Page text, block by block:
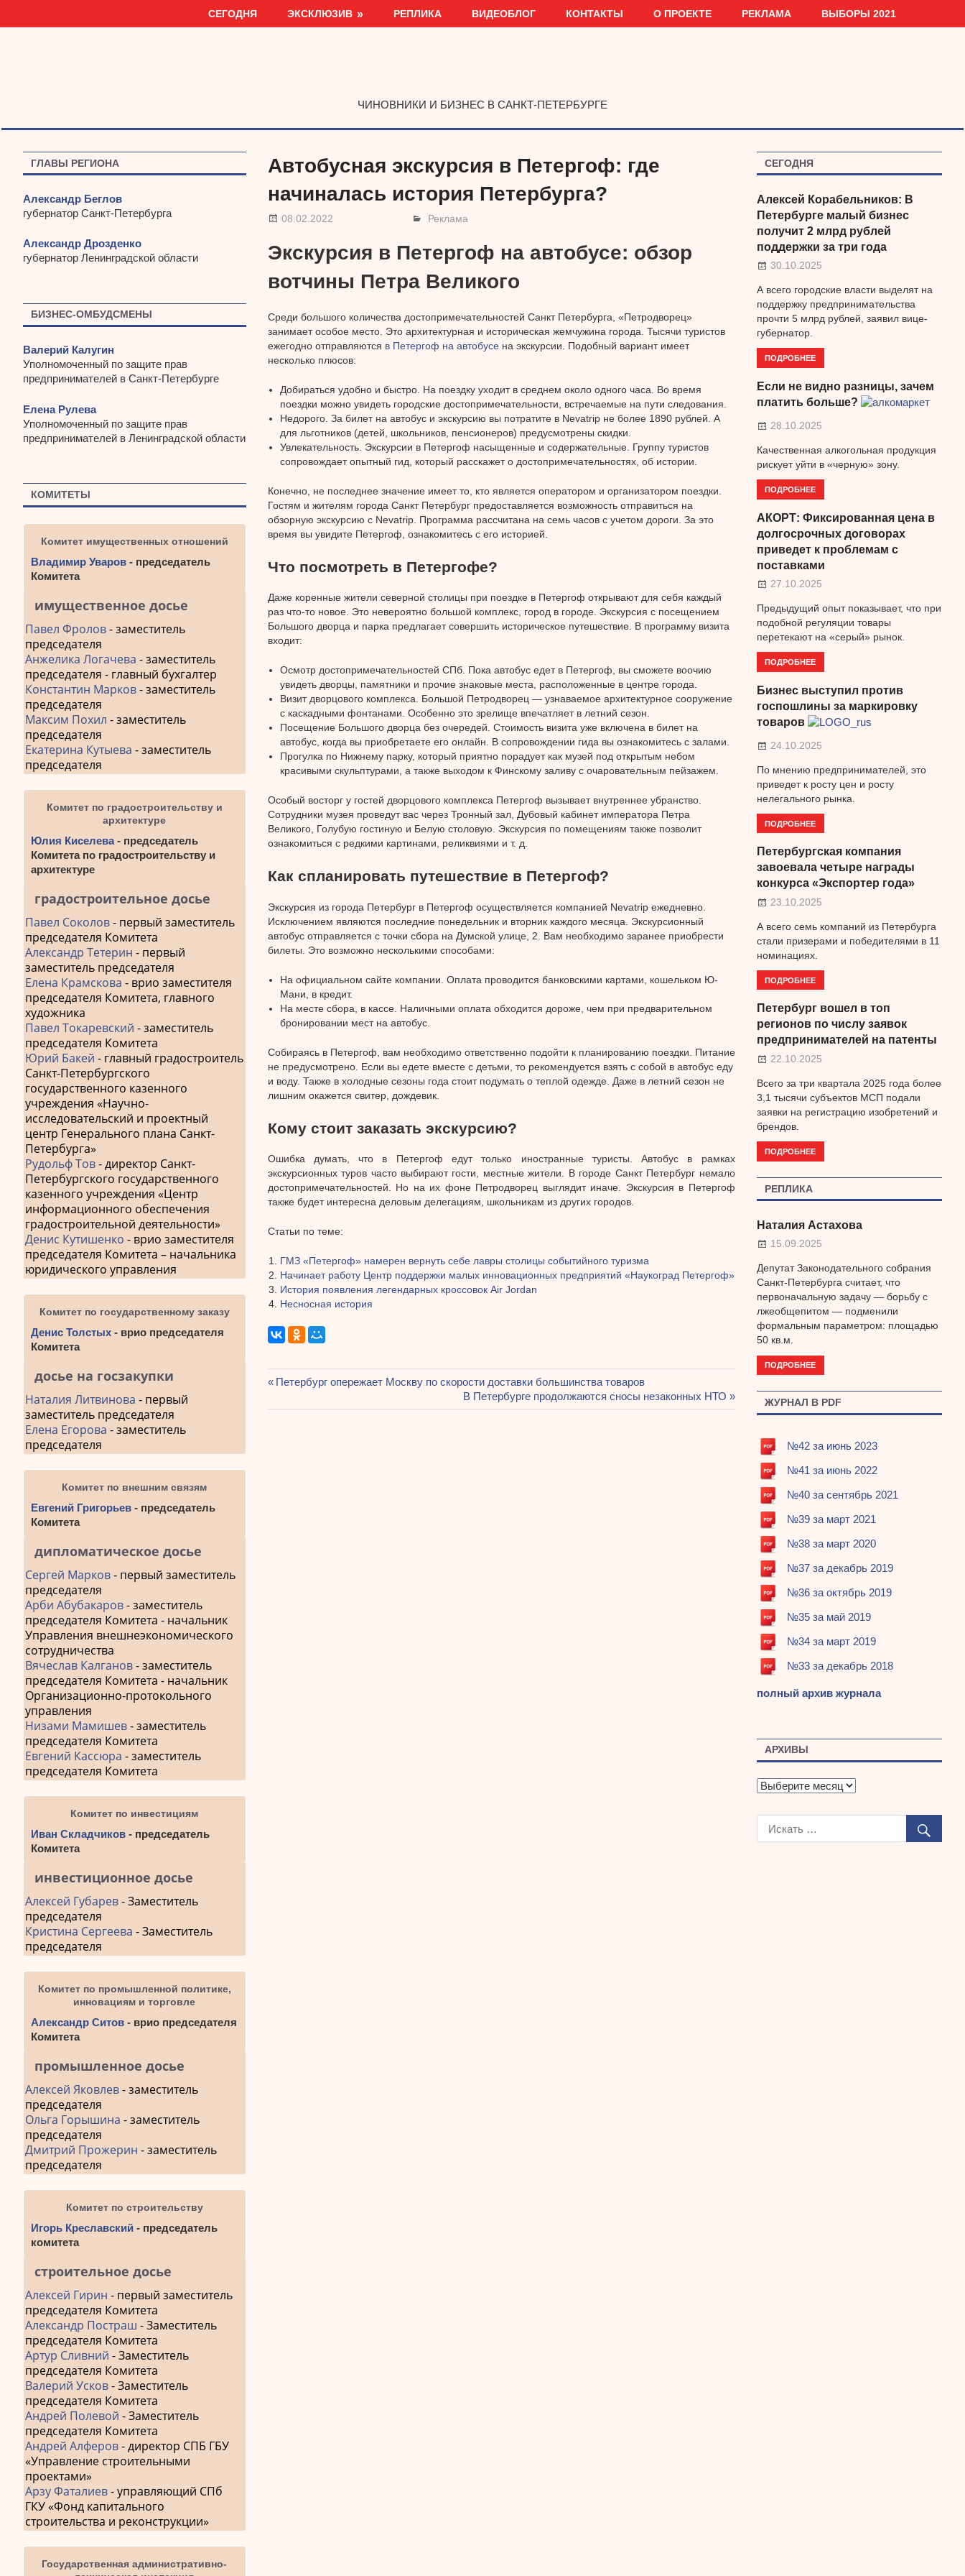
СЕГОДНЯ ЭКСКЛЮЗИВ РЕПЛИКА ВИДЕОБЛОГ КОНТАКТЫ О ПРОЕКТЕ РЕКЛАМА ВЫБОРЫ 2021
ЧИНОВНИКИ И БИЗНЕС В САНКТ-ПЕТЕРБУРГЕ
Автобусная экскурсия в Петергоф: где
начиналась история Петербурга?
08.02.2022 Реклама
Экскурсия в Петергоф на автобусе: обзор
вотчины Петра Великого
Среди большого количества достопримечательностей Санкт Петербурга, «Петродворец»
занимает особое место. Это архитектурная и историческая жемчужина города. Тысячи туристов
ежегодно отправляются в Петергоф на автобусена экскурсии. Подобный вариант имеет
несколько плюсов:
Добираться удобно и быстро. На поездку уходит в среднем около одного часа. Во время
поездки можно увидеть городские достопримечательности, встречаемые на пути следования.
Недорого. За билет на автобус и экскурсию вы потратите в Nevatrip не более 1890 рублей. А
для льготников (детей, школьников, пенсионеров) предусмотрены скидки.
Увлекательность. Экскурсии в Петергоф насыщенные и содержательные. Группу туристов
сопровождает опытный гид, который расскажет о достопримечательностях, об истории.
Конечно, не последнее значение имеет то, кто является оператором и организатором поездки.
Гостям и жителям города Санкт Петербург предоставляется возможность отправиться на
обзорную экскурсию с Nevatrip. Программа рассчитана на семь часов с учетом дороги. За это
время вы увидите Петергоф, ознакомитесь с его историей.
Что посмотреть в Петергофе?
Даже коренные жители северной столицы при поездке в Петергоф открывают для себя каждый
раз что-то новое. Это невероятно большой комплекс, город в городе. Экскурсия с посещением
Большого дворца и парка предлагает совершить историческое путешествие. В программу визита
входит:
Осмотр достопримечательностей СПб. Пока автобус едет в Петергоф, вы сможете воочию
увидеть дворцы, памятники и прочие знаковые места, расположенные в центре города.
Визит дворцового комплекса. Большой Петродворец — узнаваемое архитектурное сооружение
с каскадными фонтанами. Особенно это зрелище впечатляет в летний сезон.
Посещение Большого дворца без очередей. Стоимость визита уже включена в билет на
автобус, когда вы приобретаете его онлайн. В сопровождении гида вы ознакомитесь с залами.
Прогулка по Нижнему парку, который приятно порадует как музей под открытым небом
красивыми скульптурами, а также выходом к Финскому заливу с очаровательным пейзажем.
Особый восторг у гостей дворцового комплекса Петергоф вызывает внутреннее убранство.
Сотрудники музея проведут вас через Тронный зал, Дубовый кабинет императора Петра
Великого, Голубую гостиную и Белую столовую. Экскурсия по помещениям также позволит
ознакомиться с редкими картинами, реликвиями и т. д.
Как спланировать путешествие в Петергоф?
Экскурсия из города Петербург в Петергоф осуществляется компанией Nevatrip ежедневно.
Исключением являются последние понедельник и вторник каждого месяца. Экскурсионный
автобус отправляется с точки сбора на Думской улице, 2. Вам необходимо заранее приобрести
билеты. Это возможно несколькими способами:
На официальном сайте компании. Оплата проводится банковскими картами, кошельком Ю-
Мани, в кредит.
На месте сбора, в кассе. Наличными оплата обходится дороже, чем при предварительном
бронировании мест на автобус.
Собираясь в Петергоф, вам необходимо ответственно подойти к планированию поездки. Питание
не предусмотрено. Если вы едете вместе с детьми, то рекомендуется взять с собой в автобус еду
и воду. Также в холодные сезоны года стоит подумать о теплой одежде. Даже в летний сезон не
лишним окажется свитер, дождевик.
Кому стоит заказать экскурсию?
Ошибка думать, что в Петергоф едут только иностранные туристы. Автобус в рамках
экскурсионных туров часто выбирают гости, местные жители. В городе Санкт Петербург немало
достопримечательностей. Но на их фоне Петродворец выглядит иначе. Экскурсия в Петергоф
также будет интересна деловым делегациям, школьникам из других городов.
Статьи по теме:
ГМЗ «Петергоф» намерен вернуть себе лавры столицы событийного туризма
Начинает работу Центр поддержки малых инновационных предприятий «Наукоград Петергоф»
История появления легендарных кроссовок Air Jordan
Несносная история
Предыдущая
Петербург опережает Москву по скорости доставки большинства товаров
Следующая
запись:
В Петербурге продолжаются сносы незаконных НТО
ГЛАВЫ РЕГИОНА
Александр Беглов
губернатор Санкт-Петербурга
Александр Дрозденко
губернатор Ленинградской области
БИЗНЕС-ОМБУДСМЕНЫ
Валерий Калугин
Уполномоченный по защите прав
предпринимателей в Санкт-Петербурге
Елена Рулева
Уполномоченный по защите прав
предпринимателей в Ленинградской области
КОМИТЕТЫ
Комитет имущественных отношений
Владимир Уваров - председатель
Комитета
имущественное досье
Павел Фролов- заместитель
председателя
Анжелика Логачева - заместитель
председателя - главный бухгалтер
Константин Марков- заместитель
председателя
Максим Похил - заместитель
председателя
Екатерина Кутыева - заместитель
председателя
Комитет по градостроительству и
архитектуре
Юлия Киселева- председатель
Комитета по градостроительству и
архитектуре
градостроительное досье
Павел Соколов- первый заместитель
председателя Комитета
Александр Тетерин - первый
заместитель председателя
Елена Крамскова - врио заместителя
председателя Комитета, главного
художника
Павел Токаревский - заместитель
председателя Комитета
Юрий Бакей - главный градостроитель
Санкт-Петербургского
государственного казенного
учреждения «Научно-
исследовательский и проектный
центр Генерального плана Санкт-
Петербурга»
Рудольф Тов- директор Санкт-
Петербургского государственного
казенного учреждения «Центр
информационного обеспечения
градостроительной деятельности»
Денис Кутишенко - врио заместителя
председателя Комитета – начальника
юридического управления
Комитет по государственному заказу
Денис Толстых - врио председателя
Комитета
досье на госзакупки
Наталия Литвинова - первый
заместитель председателя
Елена Егорова - заместитель
председателя
Комитет по внешним связям
Евгений Григорьев - председатель
Комитета
дипломатическое досье
Сергей Марков- первый заместитель
председателя
Арби Абубакаров- заместитель
председателя Комитета - начальник
Управления внешнеэкономического
сотрудничества
Вячеслав Калганов- заместитель
председателя Комитета - начальник
Организационно-протокольного
управления
Низами Мамишев- заместитель
председателя Комитета
Евгений Кассюра - заместитель
председателя Комитета
Комитет по инвестициям
Иван Складчиков - председатель
Комитета
инвестиционное досье
Алексей Губарев- Заместитель
председателя
Кристина Сергеева - Заместитель
председателя
Комитет по промышленной политике,
инновациям и торговле
Александр Ситов - врио председателя
Комитета
промышленное досье
Алексей Яковлев- заместитель
председателя
Ольга Горышина - заместитель
председателя
Дмитрий Прожерин - заместитель
председателя
Комитет по строительству
Игорь Креславский - председатель
комитета
строительное досье
Алексей Гирин - первый заместитель
председателя Комитета
Александр Постраш - Заместитель
председателя Комитета
Артур Сливний - Заместитель
председателя Комитета
Валерий Усков- Заместитель
председателя Комитета
Андрей Полевой - Заместитель
председателя Комитета
Андрей Алферов- директор СПБ ГБУ
«Управление строительными
проектами»
Арзу Фаталиев- управляющий СПб
ГКУ «Фонд капитального
строительства и реконструкции»
Государственная административно-
СЕГОДНЯ
Алексей Корабельников: В
Петербурге малый бизнес
получит 2 млрд рублей
поддержки за три года
30.10.2025
А всего городские власти выделят на
поддержку предпринимательства
прочти 5 млрд рублей, заявил вице-
губернатор.
ПОДРОБНЕЕ
Если не видно разницы, зачем
платить больше?
28.10.2025
Качественная алкогольная продукция
рискует уйти в «черную» зону.
ПОДРОБНЕЕ
АКОРТ: Фиксированная цена в
долгосрочных договорах
приведет к проблемам с
поставками
27.10.2025
Предыдущий опыт показывает, что при
подобной регуляции товары
перетекают на «серый» рынок.
ПОДРОБНЕЕ
Бизнес выступил против
госпошлины за маркировку
товаров
24.10.2025
По мнению предпринимателей, это
приведет к росту цен и росту
нелегального рынка.
ПОДРОБНЕЕ
Петербургская компания
завоевала четыре награды
конкурса «Экспортер года»
23.10.2025
А всего семь компаний из Петербурга
стали призерами и победителями в 11
номинациях.
ПОДРОБНЕЕ
Петербург вошел в топ
регионов по числу заявок
предпринимателей на патенты
22.10.2025
Всего за три квартала 2025 года более
3,1 тысячи субъектов МСП подали
заявки на регистрацию изобретений и
брендов.
ПОДРОБНЕЕ
РЕПЛИКА
Наталия Астахова
15.09.2025
Депутат Законодательного собрания
Санкт-Петербурга считает, что
первоначальную задачу — борьбу с
лжеобщепитом — подменили
формальным параметром: площадью
50 кв.м.
ПОДРОБНЕЕ
ЖУРНАЛ В PDF
№42 за июнь 2023
№41 за июнь 2022
№40 за сентябрь 2021
№39 за март 2021
№38 за март 2020
№37 за декабрь 2019
№36 за октябрь 2019
№35 за май 2019
№34 за март 2019
№33 за декабрь 2018
полный архив журнала
АРХИВЫ
А
х
в